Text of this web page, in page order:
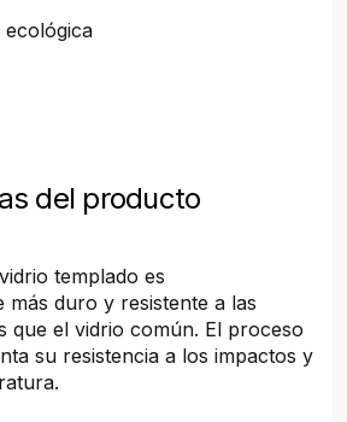
ecológica
del producto
templado es
más duro y resistente a las
que el vidrio común. El proceso
su resistencia a los impactos y